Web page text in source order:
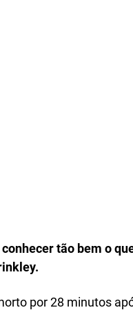
tão bem o
por 28 minutos